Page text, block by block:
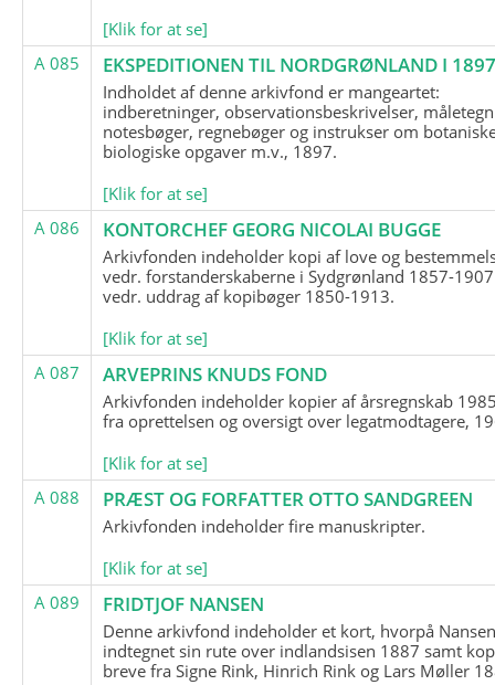
[Klik for at se]
A 085
EKSPEDITIONEN TIL NORDGRØNLAND I
Indholdet af denne arkivfond er mangeartet:
indberetninger, observationsbeskrivelser,
notesbøger, regnebøger og instrukser om
biologiske opgaver m.v., 1897.
[Klik for at se]
A 086
KONTORCHEF GEORG NICOLAI BUGGE
Arkivfonden indeholder kopi af love og
vedr. forstanderskaberne i Sydgrønland 1857-
vedr. uddrag af kopibøger 1850-1913.
[Klik for at se]
A 087
ARVEPRINS KNUDS FOND
Arkivfonden indeholder kopier af årsregnskab
fra oprettelsen og oversigt over legatmodtagere,
[Klik for at se]
A 088
PRÆST OG FORFATTER OTTO SANDGREEN
Arkivfonden indeholder fire manuskripter.
[Klik for at se]
A 089
FRIDTJOF NANSEN
Denne arkivfond indeholder et kort, hvorpå
indtegnet sin rute over indlandsisen 1887 samt
breve fra Signe Rink, Hinrich Rink og Lars Møller